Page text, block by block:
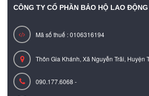
CÔNG TY CỔ PHẦN BẢO HỘ LAO
Mã số thuế : 0106316194
Thôn Gia Khánh, Xã Nguyễn Trãi, Huyện
090.177.6068 -